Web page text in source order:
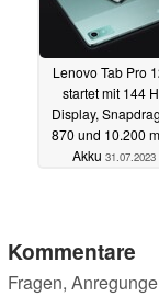
Lenovo Tab Pro
startet mit 144
Display,
870 und 10.200
Akku 31.07.2023
Kommentare
Fragen,